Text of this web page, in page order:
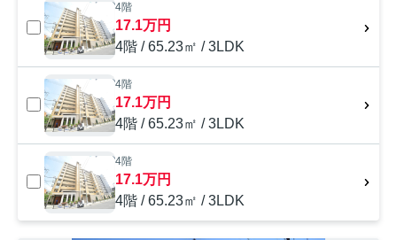
4階
17.1万円
4階 / 65.23㎡ / 3LDK
4階
17.1万円
4階 / 65.23㎡ / 3LDK
4階
17.1万円
4階 / 65.23㎡ / 3LDK